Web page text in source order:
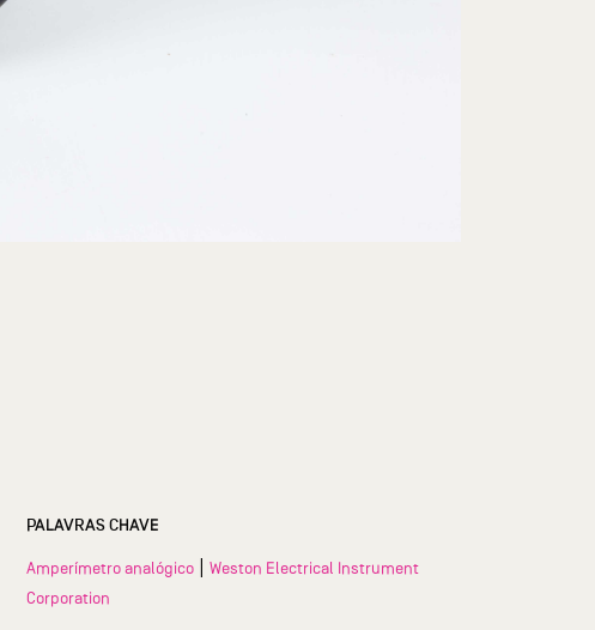
PALAVRAS CHAVE
Amperímetro analógico |Weston Electrical Instrument
Corporation